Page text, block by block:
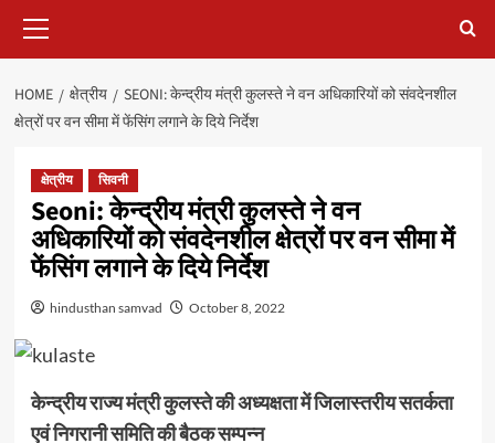
Menu
HOME क्षेत्रीय
SEONI: केन्द्रीय मंत्री कुलस्ते ने वन अधिकारियों को संवदेनशील
क्षेत्रों पर वन सीमा में फेंसिंग लगाने के दिये निर्देश
क्षेत्रीय सिवनी
Seoni: केन्द्रीय मंत्री कुलस्ते ने वन
अधिकारियों को संवदेनशील क्षेत्रों पर वन सीमा में
फेंसिंग लगाने के दिये निर्देश
hindusthan samvad October 8, 2022
केन्द्रीय राज्य मंत्री कुलस्ते की अध्यक्षता में जिलास्तरीय सतर्कता
एवं निगरानी समिति की बैठक सम्पन्न